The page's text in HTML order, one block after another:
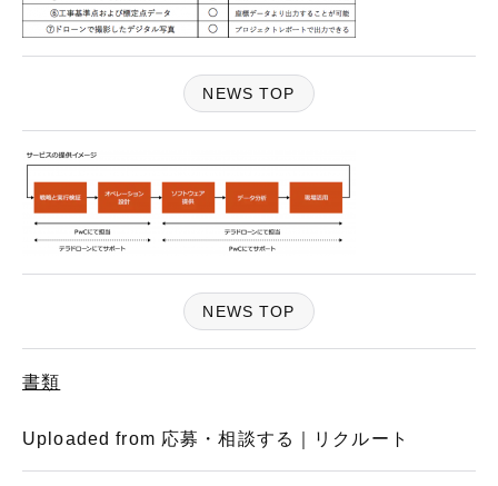
NEWS TOP
NEWS TOP
書類
Uploaded from 応募・相談する｜リクルート